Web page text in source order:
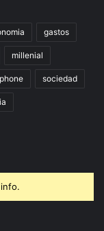
gastos
millenial
sociedad